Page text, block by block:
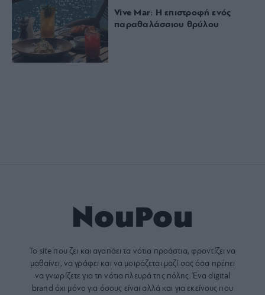
Vive Mar: Η επιστροφή ενός
παραθαλάσσιου θρύλου
Το site που ζει και αγαπάει τα νότια προάστια, φροντίζει να
μαθαίνει, να γράφει και να μοιράζεται μαζί σας όσα πρέπει
να γνωρίζετε για τη νότια πλευρά της πόλης. Ένα digital
brand όχι μόνο για όσους είναι αλλά και για εκείνους που